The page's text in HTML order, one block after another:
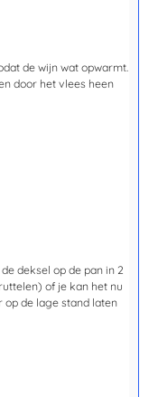
de wijn wat opwarmt.
door het vlees heen
deksel op de pan in 2
of je kan het nu
op de lage stand laten